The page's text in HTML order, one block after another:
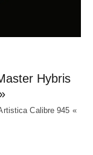
Hybris
Calibre 945 «